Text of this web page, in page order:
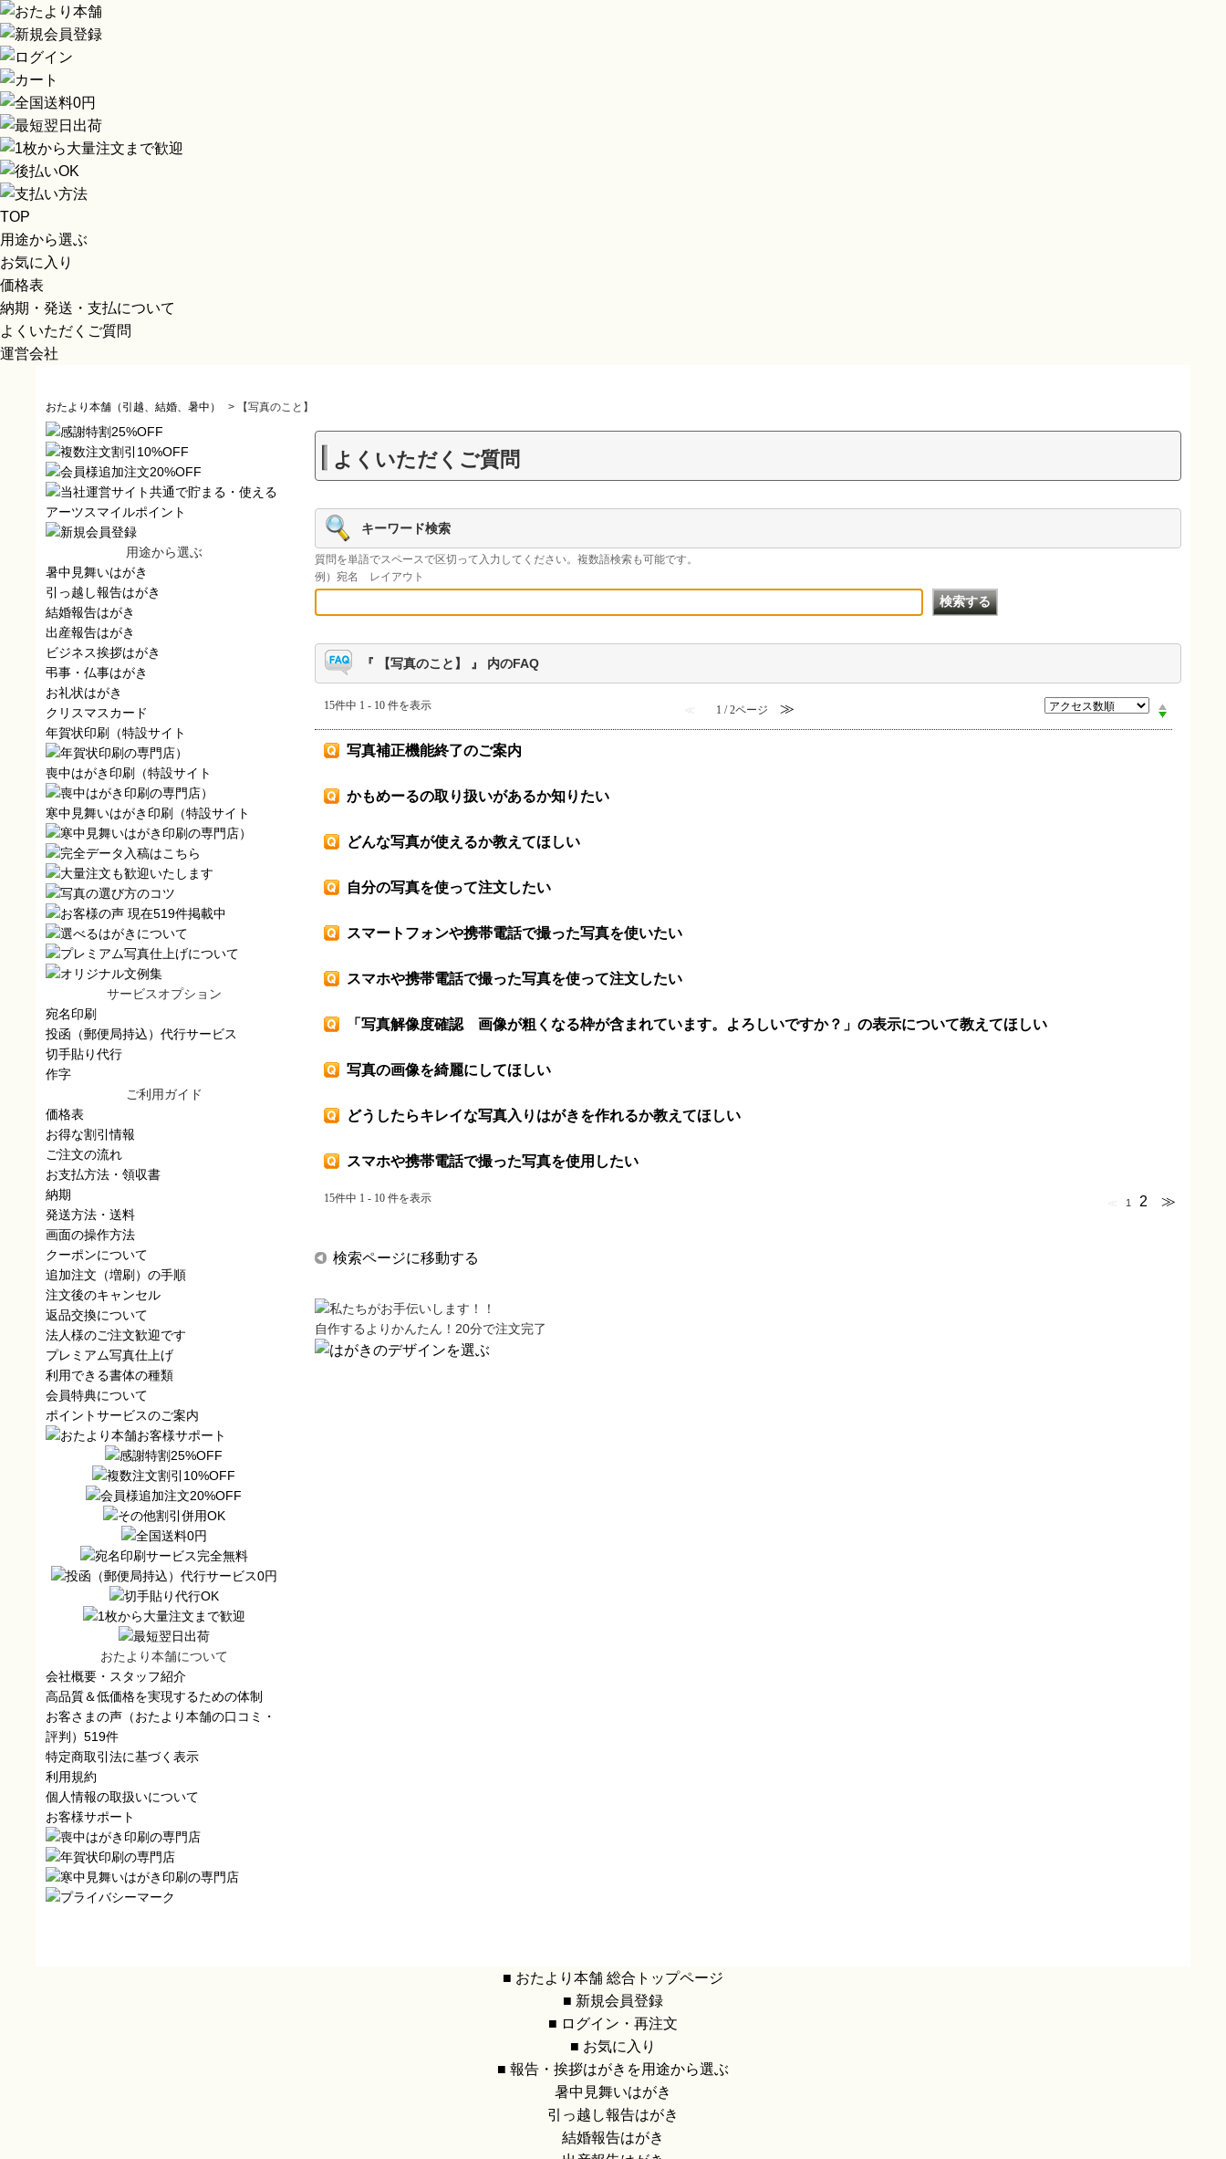
TOP
用途から選ぶ
お気に入り
価格表
納期・発送・支払について
よくいただくご質問
運営会社
おたより本舗（引越、結婚、暑中） > 【写真のこと】
用途から選ぶ
暑中見舞いはがき
引っ越し報告はがき
結婚報告はがき
出産報告はがき
ビジネス挨拶はがき
弔事・仏事はがき
お礼状はがき
クリスマスカード
年賀状印刷（特設サイト
）
喪中はがき印刷（特設サイト
）
寒中見舞いはがき印刷（特設サイト
）
サービスオプション
宛名印刷
投函（郵便局持込）代行サービス
切手貼り代行
作字
ご利用ガイド
価格表
お得な割引情報
ご注文の流れ
お支払方法・領収書
納期
発送方法・送料
画面の操作方法
クーポンについて
追加注文（増刷）の手順
注文後のキャンセル
返品交換について
法人様のご注文歓迎です
プレミアム写真仕上げ
利用できる書体の種類
会員特典について
ポイントサービスのご案内
おたより本舗について
会社概要・スタッフ紹介
高品質＆低価格を実現するための体制
お客さまの声（おたより本舗の口コミ・
評判）519件
特定商取引法に基づく表示
利用規約
個人情報の取扱いについて
お客様サポート
よくいただくご質問
キーワード検索
質問を単語でスペースで区切って入力してください。複数語検索も可能です。
例）宛名 レイアウト
『 【写真のこと】 』 内のFAQ
15件中 1 - 10 件を表示 ≪ 1 / 2ページ ≫
写真補正機能終了のご案内
かもめーるの取り扱いがあるか知りたい
どんな写真が使えるか教えてほしい
自分の写真を使って注文したい
スマートフォンや携帯電話で撮った写真を使いたい
スマホや携帯電話で撮った写真を使って注文したい
「写真解像度確認 画像が粗くなる枠が含まれています。よろしいですか？」の表示について教えてほしい
写真の画像を綺麗にしてほしい
どうしたらキレイな写真入りはがきを作れるか教えてほしい
スマホや携帯電話で撮った写真を使用したい
15件中 1 - 10 件を表示 1 2 ≫
検索ページに移動する
自作するよりかんたん！20分で注文完了
■ おたより本舗 総合トップページ
■ 新規会員登録
■ ログイン・再注文
■ お気に入り
■ 報告・挨拶はがきを用途から選ぶ
暑中見舞いはがき
引っ越し報告はがき
結婚報告はがき